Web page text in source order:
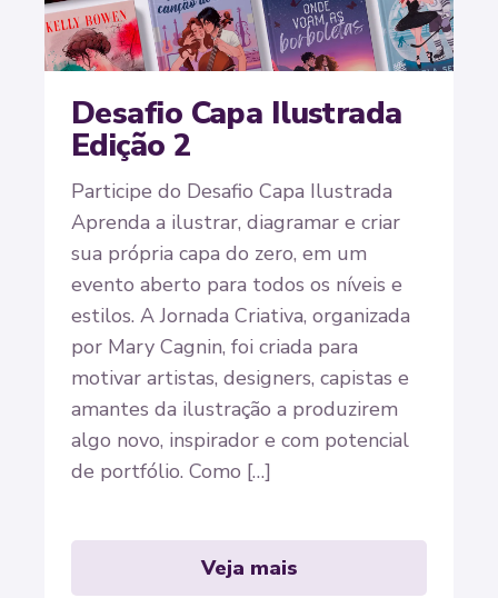
Desafio Capa Ilustrada
Edição 2
Participe do Desafio Capa Ilustrada
Aprenda a ilustrar, diagramar e criar
sua própria capa do zero, em um
evento aberto para todos os níveis e
estilos. A Jornada Criativa, organizada
por Mary Cagnin, foi criada para
motivar artistas, designers, capistas e
amantes da ilustração a produzirem
algo novo, inspirador e com potencial
de portfólio. Como […]
Veja mais